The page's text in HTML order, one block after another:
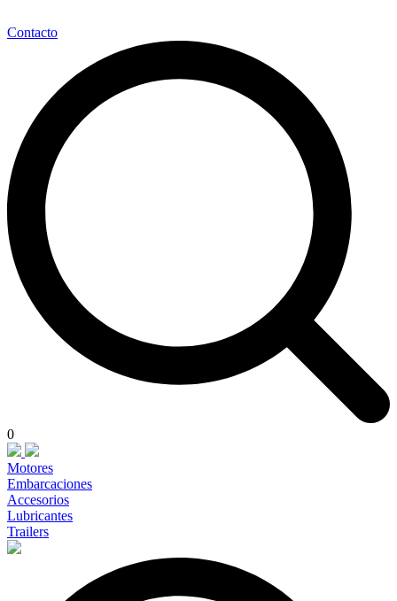
Contacto
0
Motores
Embarcaciones
Accesorios
Lubricantes
Trailers